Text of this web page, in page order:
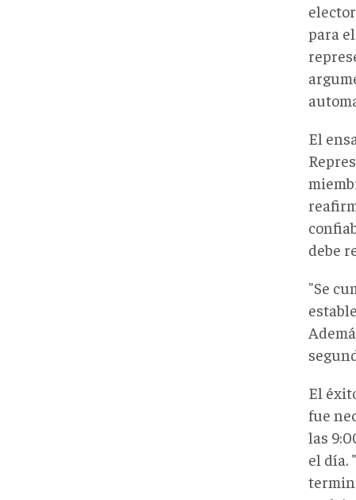
para
El
debe
"Se
El
fue
las
el día.